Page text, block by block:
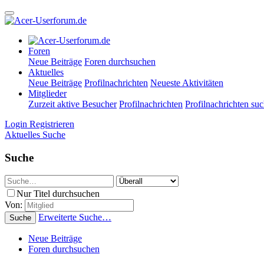
Foren
Neue Beiträge Foren durchsuchen
Aktuelles
Neue Beiträge Profilnachrichten Neueste Aktivitäten
Mitglieder
Zurzeit aktive Besucher Profilnachrichten Profilnachrichten
Login Registrieren
Aktuelles Suche
Suche
Nur Titel durchsuchen
Von:
Suche Erweiterte Suche…
Neue Beiträge
Foren durchsuchen